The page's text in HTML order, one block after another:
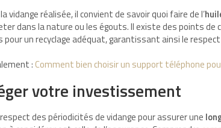
vidange réalisée, il convient de savoir quoi faire de l’
dans la nature ou les égouts. Il existe des points
pour un recyclage adéquat, garantissant ainsi le
: Comment bien choisir un support téléphone
votre investissement
des périodicités de vidange pour assurer une